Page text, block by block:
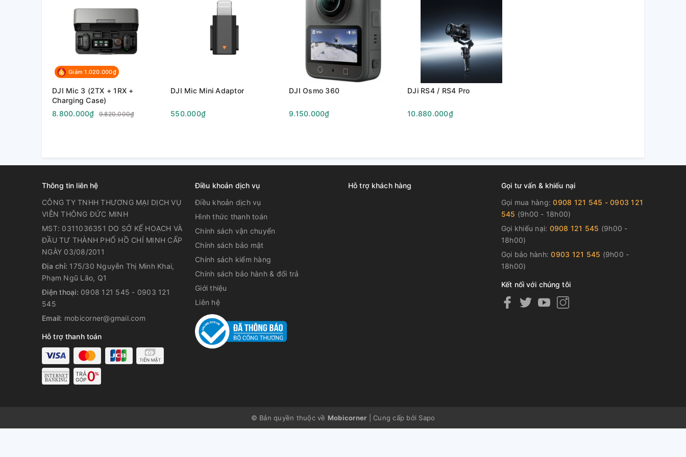
Giảm 1.020.000₫
DJI Mic 3 (2TX + 1RX +
Charging Case)
8.800.000₫
9.820.000₫
DJI Mic Mini Adaptor
550.000₫
DJI Osmo 360
9.150.000₫
DJi RS4 / RS4 Pro
10.880.000₫
Thông tin liên hệ
CÔNG TY TNHH THƯƠNG MẠI DỊCH VỤ
VIỄN THÔNG ĐỨC MINH
MST: 0311036351 DO SỞ KẾ HOẠCH VÀ
ĐẦU TƯ THÀNH PHỐ HỒ CHÍ MINH CẤP
NGÀY 03/08/2011
Địa chỉ: 175/30 Nguyễn Thị Minh Khai,
Phạm Ngũ Lão, Q1
Điện thoại: 0908 121 545 - 0903 121
545
Email: mobicorner@gmail.com
Hỗ trợ thanh toán
Điều khoản dịch vụ
Điều khoản dịch vụ
Hình thức thanh toán
Chính sách vận chuyển
Chính sách bảo mật
Chính sách kiểm hàng
Chính sách bảo hành & đổi trả
Giới thiệu
Liên hệ
Hỗ trợ khách hàng
Gọi tư vấn & khiếu nại
Gọi mua hàng:0908 121 545 - 0903 121
545 (9h00 - 18h00)
Gọi khiếu nại: 0908 121 545 (9h00 -
18h00)
Gọi bảo hành:0903 121 545 (9h00 -
18h00)
Kết nối với chúng tôi
© Bản quyền thuộc về Mobicorner Cung cấp bởi Sapo